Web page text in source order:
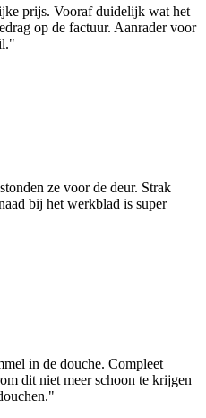
prijs. Vooraf duidelijk wat het
op de factuur. Aanrader voor
"
ze voor de deur. Strak
bij het werkblad is super
in de douche. Compleet
dit niet meer schoon te krijgen
"